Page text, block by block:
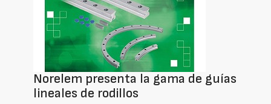
Norelem presenta la gama de guías
lineales de rodillos